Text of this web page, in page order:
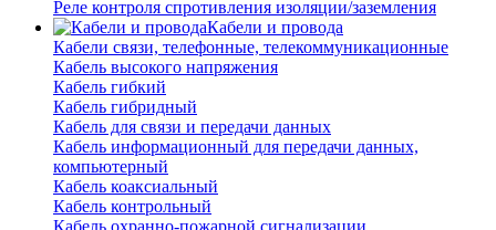
Реле контроля спротивления изоляции/заземления
Кабели и провода
Кабели связи, телефонные, телекоммуникационные
Кабель высокого напряжения
Кабель гибкий
Кабель гибридный
Кабель для связи и передачи данных
Кабель информационный для передачи данных,
компьютерный
Кабель коаксиальный
Кабель контрольный
Кабель охранно-пожарной сигнализации